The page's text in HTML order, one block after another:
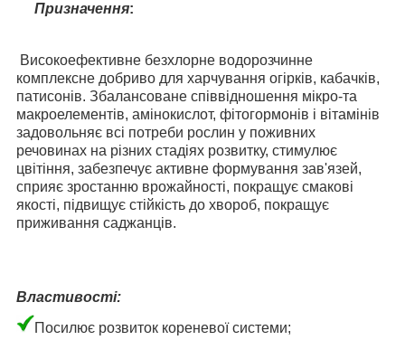
Призначення:
Високоефективне безхлорне водорозчинне
комплексне добриво для харчування огірків, кабачків,
патисонів. Збалансоване співвідношення мікро-та
макроелементів, амінокислот, фітогормонів і вітамінів
задовольняє всі потреби рослин у поживних
речовинах на різних стадіях розвитку, стимулює
цвітіння, забезпечує активне формування зав'язей,
сприяє зростанню врожайності, покращує смакові
якості, підвищує стійкість до хвороб, покращує
приживання саджанців.
Властивості:
Посилює розвиток кореневої системи;